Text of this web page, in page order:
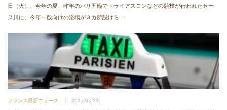
日（火）、今年の夏、昨年のパリ五輪でトライアスロンなどの競技が行われたセー
ヌ川に、今年一般向けの浴場が３カ所設けら...
フランス最新ニュース 2025.05.23.